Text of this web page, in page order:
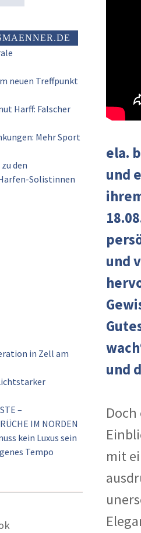
neuen Treffpunkt
Harff: Falscher
Mehr Sport
den
Solistinnen
in Zell am
–
IM NORDEN
kein Luxus sein
Tempo
ela.
und
und
und
mit